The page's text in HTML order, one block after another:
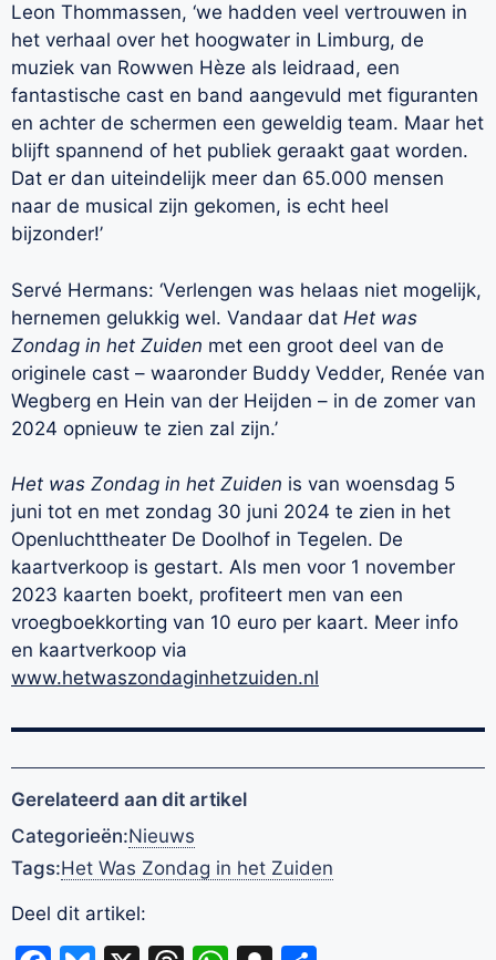
Leon Thommassen, ‘we hadden veel vertrouwen in
het verhaal over het hoogwater in Limburg, de
muziek van Rowwen Hèze als leidraad, een
fantastische cast en band aangevuld met figuranten
en achter de schermen een geweldig team. Maar het
blijft spannend of het publiek geraakt gaat worden.
Dat er dan uiteindelijk meer dan 65.000 mensen
naar de musical zijn gekomen, is echt heel
bijzonder!’
Servé Hermans: ‘Verlengen was helaas niet mogelijk,
hernemen gelukkig wel. Vandaar dat Het was
Zondag in het Zuiden met een groot deel van de
originele cast – waaronder Buddy Vedder, Renée van
Wegberg en Hein van der Heijden – in de zomer van
2024 opnieuw te zien zal zijn.’
Het was Zondag in het Zuiden is van woensdag 5
juni tot en met zondag 30 juni 2024 te zien in het
Openluchttheater De Doolhof in Tegelen. De
kaartverkoop is gestart. Als men voor 1 november
2023 kaarten boekt, profiteert men van een
vroegboekkorting van 10 euro per kaart. Meer info
en kaartverkoop via
www.hetwaszondaginhetzuiden.nl
Gerelateerd aan dit artikel
Categorieën:Nieuws
Tags:Het Was Zondag in het Zuiden
Deel dit artikel: